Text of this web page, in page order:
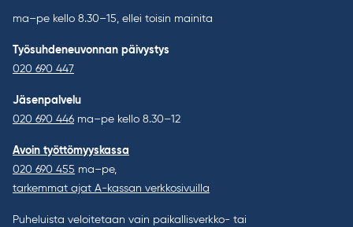
ma–pe kello 8.30–15, ellei toisin mainita
Työsuhdeneuvonnan päivystys
020 690 447
Jäsenpalvelu
020 690 446 ma–pe kello 8.30–12
Avoin työttömyyskassa
020 690 455 ma–pe,
tarkemmat ajat A-kassan verkkosivuilla
Puheluista veloitetaan vain paikallisverkko- tai